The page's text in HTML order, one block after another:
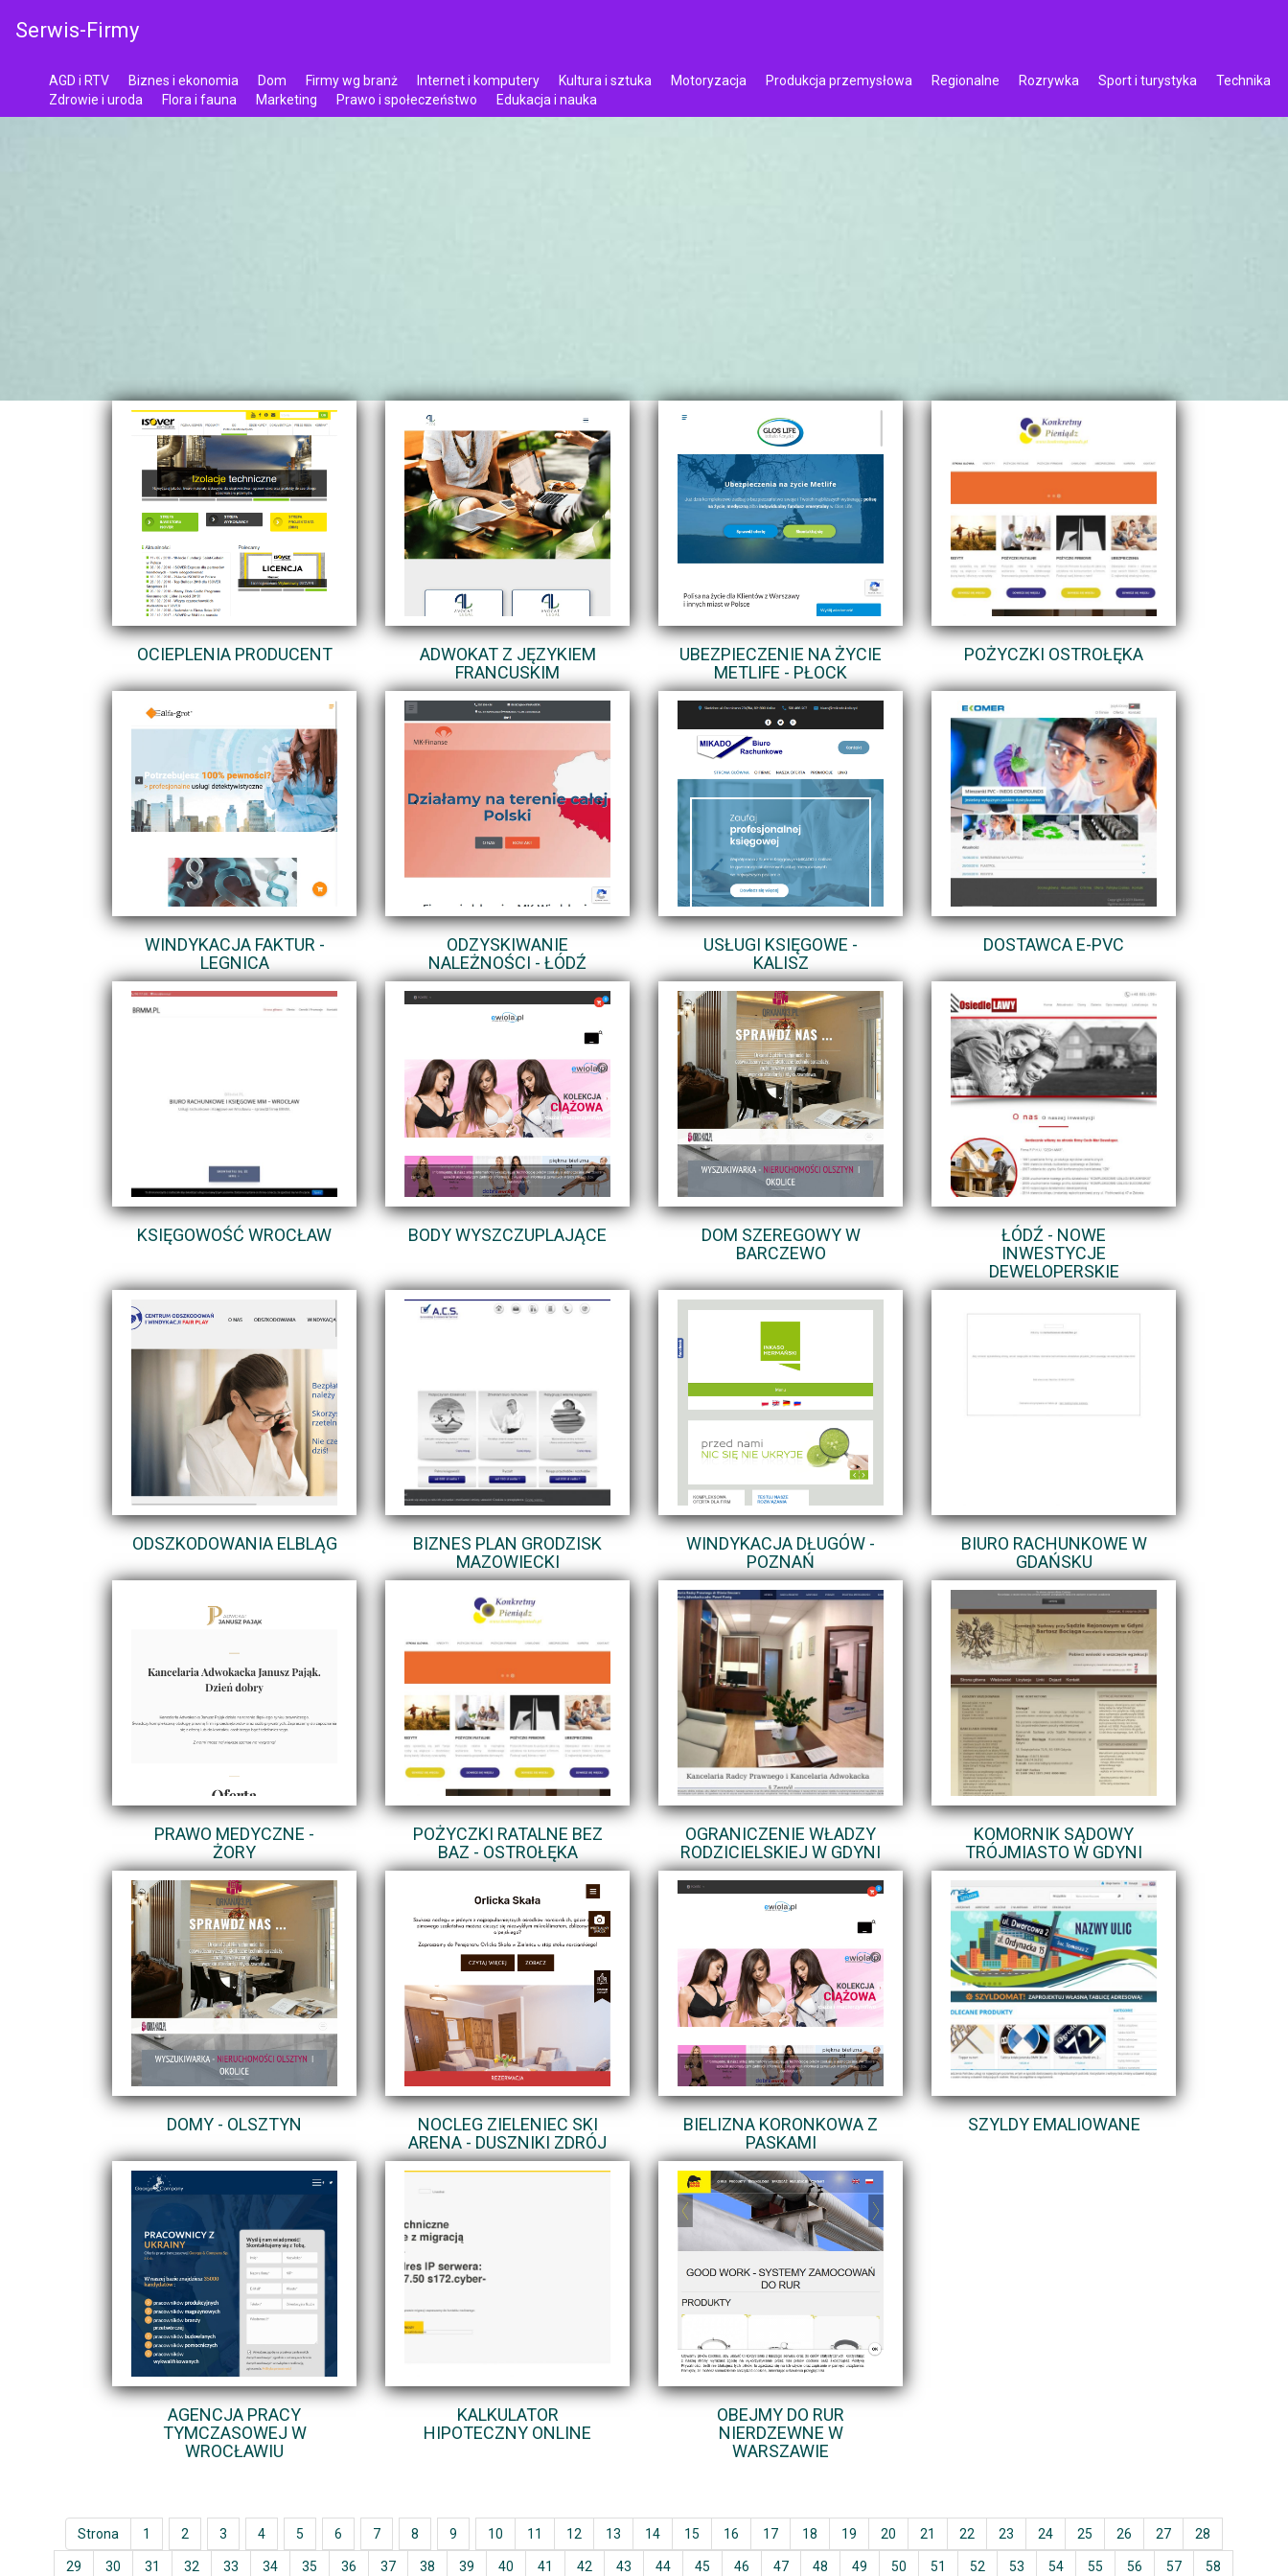
Serwis-Firmy
AGD i RTV Biznes i ekonomia Dom Firmy wg branż Internet i komputery Kultura i sztuka Motoryzacja Produkcja przemysłowa Regionalne Rozrywka Sport i turystyka
Technika
Zdrowie i uroda
Flora i fauna Marketing Prawo i społeczeństwo Edukacja i nauka
OCIEPLENIA PRODUCENT
ADWOKAT Z JĘZYKIEM
FRANCUSKIM
UBEZPIECZENIE NA ŻYCIE
METLIFE - PŁOCK
POŻYCZKI OSTROŁĘKA
WINDYKACJA FAKTUR -
LEGNICA
ODZYSKIWANIE
NALEŻNOŚCI - ŁÓDŹ
USŁUGI KSIĘGOWE -
KALISZ
DOSTAWCA E-PVC
KSIĘGOWOŚĆ WROCŁAW BODY WYSZCZUPLAJĄCE
DOM SZEREGOWY W
BARCZEWO
ŁÓDŹ - NOWE
INWESTYCJE
DEWELOPERSKIE
ODSZKODOWANIA ELBLĄG
BIZNES PLAN GRODZISK
MAZOWIECKI
WINDYKACJA DŁUGÓW -
POZNAŃ
BIURO RACHUNKOWE W
GDAŃSKU
PRAWO MEDYCZNE -
ŻORY
POŻYCZKI RATALNE BEZ
BAZ - OSTROŁĘKA
OGRANICZENIE WŁADZY
RODZICIELSKIEJ W GDYNI
KOMORNIK SĄDOWY
TRÓJMIASTO W GDYNI
DOMY - OLSZTYN
NOCLEG ZIELENIEC SKI
ARENA - DUSZNIKI ZDRÓJ
BIELIZNA KORONKOWA Z
PASKAMI
SZYLDY EMALIOWANE
AGENCJA PRACY
TYMCZASOWEJ W
WROCŁAWIU
KALKULATOR
HIPOTECZNY ONLINE
OBEJMY DO RUR
NIERDZEWNE W
WARSZAWIE
Strona 1 2 3 4 5 6 7 8 9 10 11 12 13 14 15 16 17 18 19 20 21 22 23 24 25 26 27 28
29 30 31 32 33 34 35 36 37 38 39 40 41 42 43 44 45 46 47 48 49 50 51 52 53 54 55 56 57 58